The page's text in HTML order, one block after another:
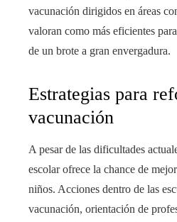
vacunación dirigidos en áreas
valoran como más eficientes
de un brote a gran envergadura.
Estrategias para
vacunación
A pesar de las dificultades
escolar ofrece la chance de
niños. Acciones dentro de las
vacunación, orientación de